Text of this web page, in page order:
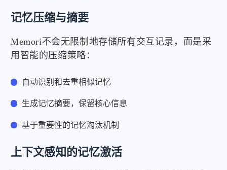
记忆压缩与摘要
Memori不会无限制地存储所有交互记录，而是采
用智能的压缩策略：
自动识别和去重相似记忆
生成记忆摘要，保留核心信息
基于重要性的记忆淘汰机制
上下文感知的记忆激活